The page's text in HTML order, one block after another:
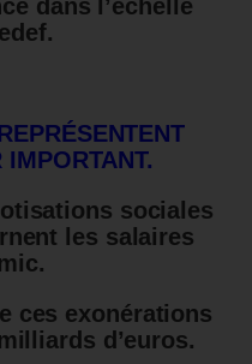
dans l’échelle
sociales
les salaires
ces exonérations
d’euros.